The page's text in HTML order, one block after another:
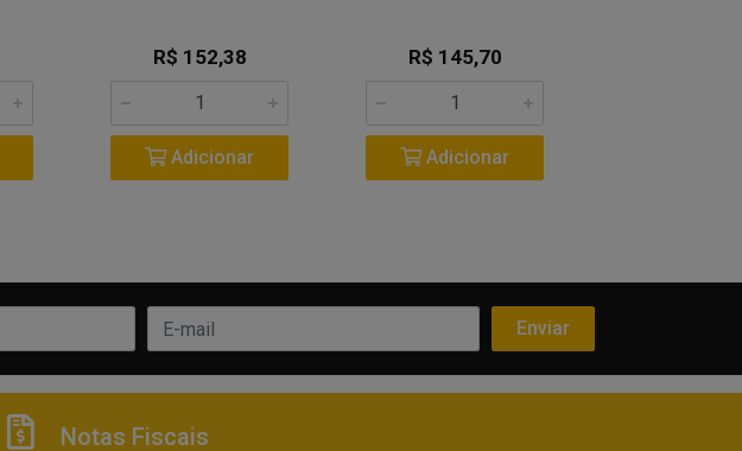
R$ 152,38
Adicionar
R$ 145,70
Adicionar
Notas Fiscais